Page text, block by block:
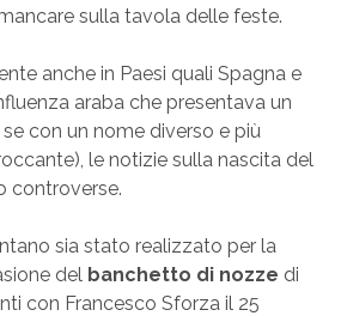
sulla tavola delle feste.
anche in Paesi quali Spagna e
araba che presentava un
con un nome diverso e più
le notizie sulla nascita del
controverse.
sia stato realizzato per la
del banchetto di nozze di
con Francesco Sforza il 25